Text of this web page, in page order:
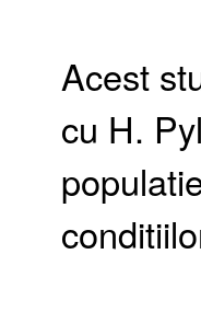
Acest
cu H.